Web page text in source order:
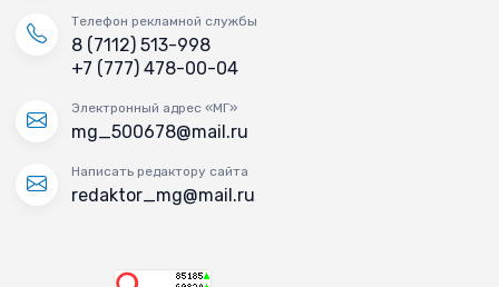
Телефон рекламной службы
8 (7112) 513-998
+7 (777) 478-00-04
Электронный адрес «МГ»
mg_500678@mail.ru
Написать редактору сайта
redaktor_mg@mail.ru